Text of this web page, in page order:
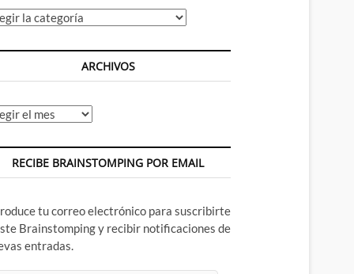
ARCHIVOS
RECIBE BRAINSTOMPING POR EMAIL
tu correo electrónico para suscribirte
Brainstomping y recibir notificaciones de
entradas.